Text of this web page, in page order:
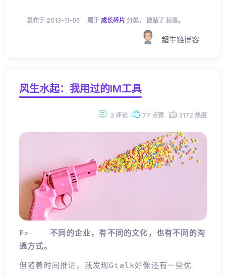
发布于 2013-11-05 属于 成长碎片 分类， 被贴了 标签。
超牛链博客
风生水起：我用过的IM工具
3 评论 77 点赞 3172 热度
P> 不同的企业，有不同的文化，也有不同的沟
通方式。
但随着时间推进，我发现Gtalk好像还有一些优